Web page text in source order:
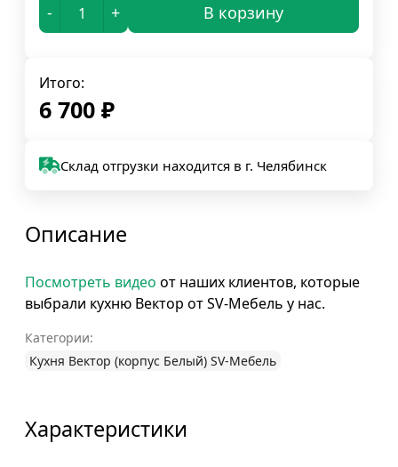
- + В корзину
Итого:
6 700 ₽
Склад отгрузки находится в г. Челябинск
Описание
Посмотреть видео от наших клиентов, которые
выбрали кухню Вектор от SV-Мебель у нас.
Категории:
Кухня Вектор (корпус Белый) SV-Мебель
Характеристики